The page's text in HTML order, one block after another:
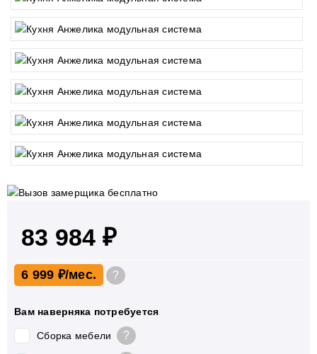
83 984 ₽
6 999 ₽ ?
Вам наверняка потребуется
Сборка мебели ?